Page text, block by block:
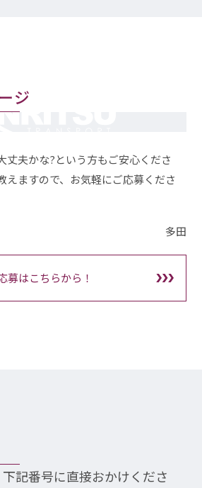
ジ
丈夫かな?という方もご安心くださ
えますので、お気軽にご応募くださ
多田
募はこちらから！
記番号に直接おかけくださ